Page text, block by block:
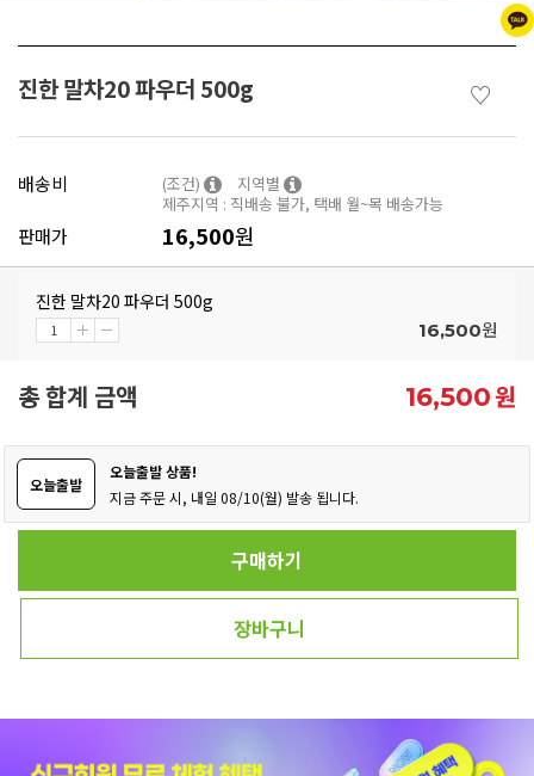
진한 말차20 파우더 500g ♡
배송비 (조건)
지역별
제주지역 : 직배송 불가, 택배 월~목 배송가능
판매가 16,500원
진한 말차20 파우더 500g
16,500원
총 합계 금액 16,500원
오늘출발
오늘출발 상품!
지금 주문 시, 내일 08/10(월) 발송 됩니다.
구매하기
장바구니